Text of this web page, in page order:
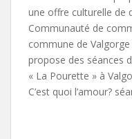
une offre culturelle de
Communauté de
commune de
propose des séances
« La Pourette » à
C’est quoi l’amour?